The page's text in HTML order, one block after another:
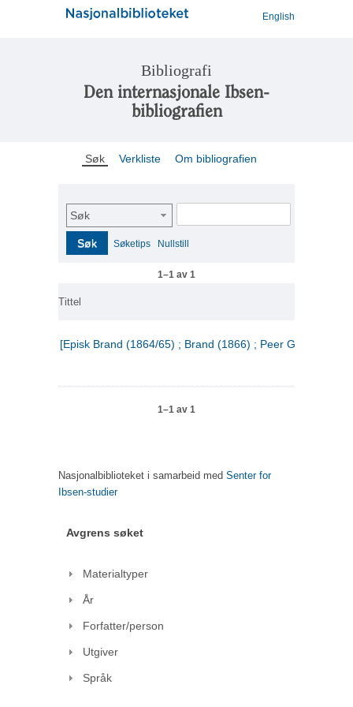
English
Bibliografi
Den internasjonale Ibsen-
bibliografien
Søk Verkliste Om bibliografien
Søk
Søk Søketips Nullstill
1–1 av 1
Tittel
[Episk Brand (1864/65) ; Brand (1866) ; Peer Gynt (1867)]
1–1 av 1
Nasjonalbiblioteket i samarbeid med Senter for
Ibsen-studier
Avgrens søket
Materialtyper
År
Forfatter/person
Utgiver
Språk